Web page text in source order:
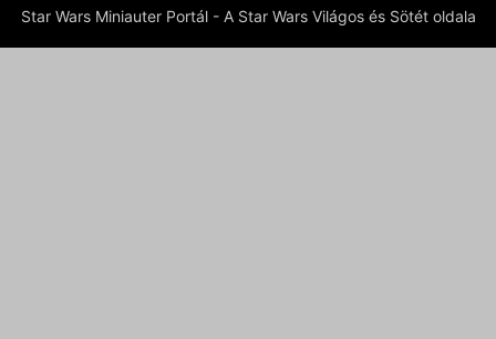
Star Wars Miniauter Portál - A Star Wars Világos és Sötét oldala